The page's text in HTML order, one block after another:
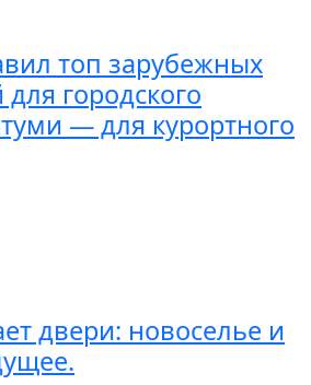
топ зарубежных
городского
— для курортного
двери: новоселье и